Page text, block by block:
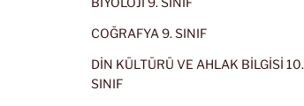
COĞRAFYA 9. SINIF
DİN KÜLTÜRÜ VE AHLAK BİLGİSİ 10.
SINIF